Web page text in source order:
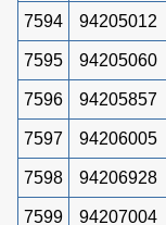
7594 94205012
7595 94205060
7596 94205857
7597 94206005
7598 94206928
7599 94207004